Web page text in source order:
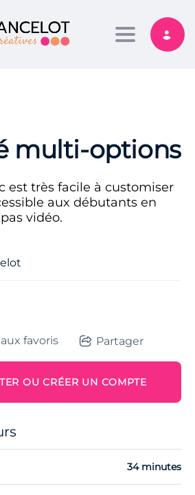
Toggle
multi-options
est très facile à customiser
aux débutants en
vidéo.
favoris Partager
OU CRÉER UN COMPTE
34 minutes